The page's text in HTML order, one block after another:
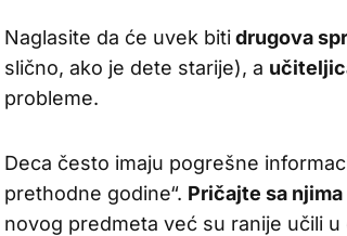
Naglasite da će uvek bitidrugova
slično, ako je dete starije), a
probleme.
Deca često imaju pogrešne
prethodne godine“. Pričajte sa
novog predmeta već su ranije učili